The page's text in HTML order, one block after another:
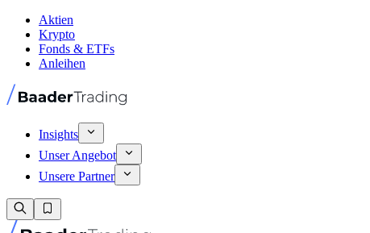
Aktien
Krypto
Fonds & ETFs
Anleihen
Insights
Unser Angebot
Unsere Partner